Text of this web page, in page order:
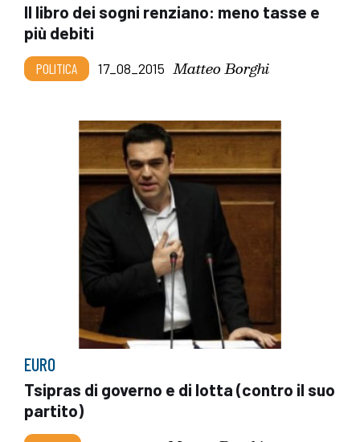
Il libro dei sogni renziano: meno tasse e
più debiti
POLITICA 17_08_2015 Matteo Borghi
EURO
Tsipras di governo e di lotta (contro il suo
partito)